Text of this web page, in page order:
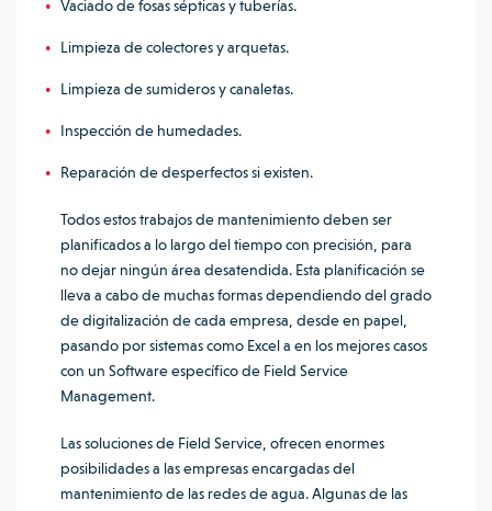
Vaciado de fosas sépticas y tuberías.
Limpieza de colectores y arquetas.
Limpieza de sumideros y canaletas.
Inspección de humedades.
Reparación de desperfectos si existen.
Todos estos trabajos de mantenimiento deben ser
planificados a lo largo del tiempo con precisión, para
no dejar ningún área desatendida. Esta planificación se
lleva a cabo de muchas formas dependiendo del grado
de digitalización de cada empresa, desde en papel,
pasando por sistemas como Excel a en los mejores casos
con un Software específico de Field Service
Management.
Las soluciones de Field Service, ofrecen enormes
posibilidades a las empresas encargadas del
mantenimiento de las redes de agua. Algunas de las